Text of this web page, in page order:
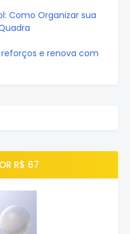
Como Organizar sua
e renova com
R$ 67